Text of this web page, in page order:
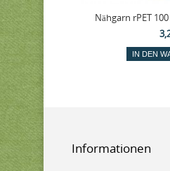
Nähgarn rPET
IN DEN
Informationen